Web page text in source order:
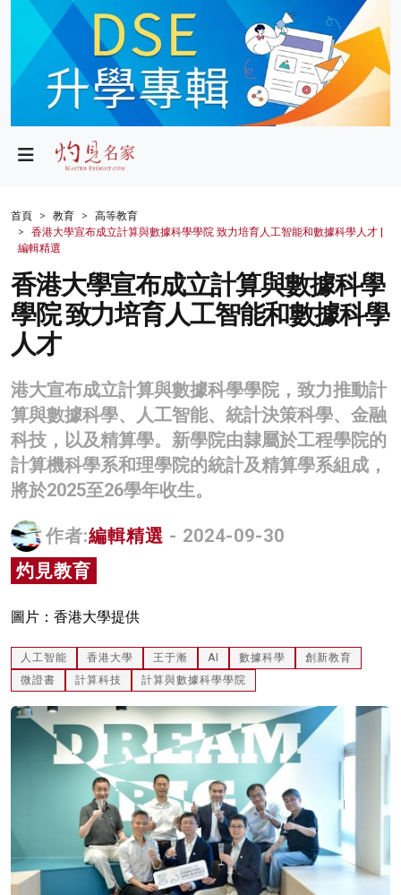
政局
財經
生活
健康
商業
科技
影片
名家榜
灼見活動
關於我們
首頁 教育
高等教育
香港大學宣布成立計算與數據科學學院 致力培育人工智能和數據科學人才 |
編輯精選
香港大學宣布成立計算與數據科學
學院 致力培育人工智能和數據科學
人才
港大宣布成立計算與數據科學學院，致力推動計
算與數據科學、人工智能、統計決策科學、金融
科技，以及精算學。新學院由隸屬於工程學院的
計算機科學系和理學院的統計及精算學系組成，
將於2025至26學年收生。
作者:編輯精選 - 2024-09-30
灼見教育
圖片：香港大學提供
人工智能 香港大學 王于漸 AI 數據科學
創新教育
微證書
計算科技 計算與數據科學學院